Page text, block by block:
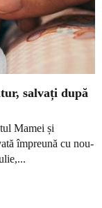
salvați după
Mamei și
împreună cu nou-